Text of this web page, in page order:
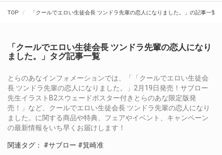
TOP 「クールでエロい生徒会長 ツンドラ先輩の恋人になりました。」の記事一覧
「クールでエロい生徒会長 ツンドラ先輩の恋人になり
ました。」タグ記事一覧
とらのあなインフォメーションでは、「「クールでエロい生徒会
長 ツンドラ先輩の恋人になりました。」2月19日発売！サブロー
先生イラストB2スウェードポスター付きとらのあな限定版発
売！」など、クールでエロい生徒会長 ツンドラ先輩の恋人になり
ました。に関する商品や特典、フェアやイベント、キャンペーン
の最新情報をいち早くお届けします！
関連タグ： #サブロー #箕崎准